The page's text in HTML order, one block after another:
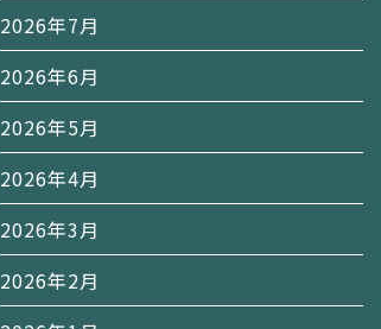
2026年7月
2026年6月
2026年5月
2026年4月
2026年3月
2026年2月